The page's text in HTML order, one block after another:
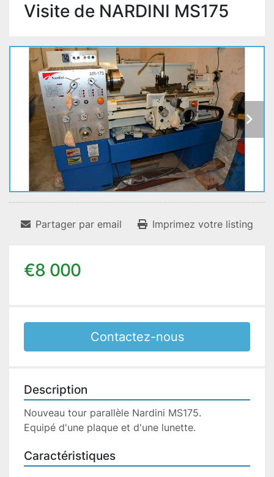
Visite de NARDINI MS175
Partager par email Imprimez votre listing
€8 000
Contactez-nous
Description
Nouveau tour parallèle Nardini MS175.
Equipé d'une plaque et d'une lunette.
Caractéristiques